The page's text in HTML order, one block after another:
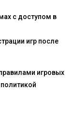
с доступом в
игр после
игровых